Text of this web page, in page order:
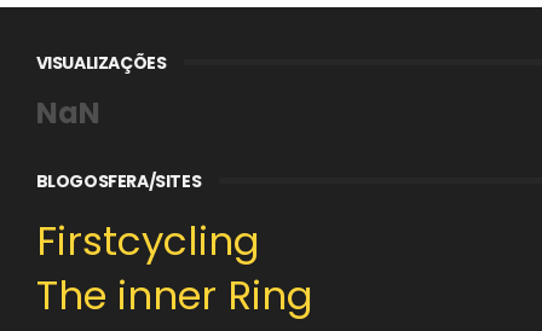
VISUALIZAÇÕES
NaN
BLOGOSFERA/SITES
Firstcycling
The inner Ring